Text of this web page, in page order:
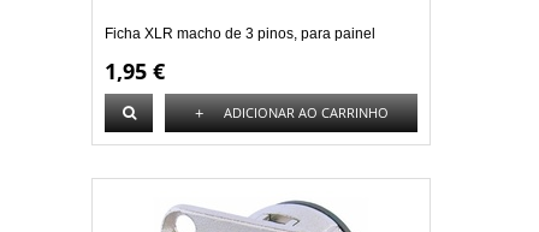
Ficha XLR macho de 3 pinos, para painel
1,95 €
+ ADICIONAR AO CARRINHO